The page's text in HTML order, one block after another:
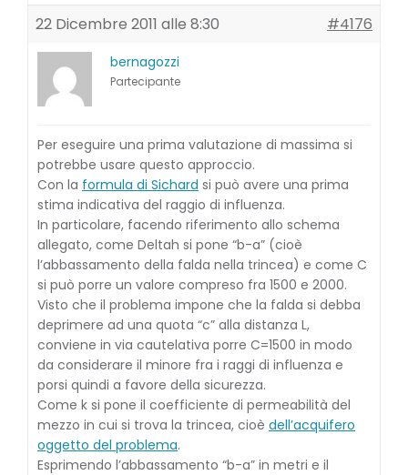
22 Dicembre 2011 alle 8:30
#4176
bernagozzi
Partecipante
Per eseguire una prima valutazione di massima si
potrebbe usare questo approccio.
Con la formula di Sichard si può avere una prima
stima indicativa del raggio di influenza.
In particolare, facendo riferimento allo schema
allegato, come Deltah si pone “b-a” (cioè
l’abbassamento della falda nella trincea) e come C
si può porre un valore compreso fra 1500 e 2000.
Visto che il problema impone che la falda si debba
deprimere ad una quota “c” alla distanza L,
conviene in via cautelativa porre C=1500 in modo
da considerare il minore fra i raggi di influenza e
porsi quindi a favore della sicurezza.
Come k si pone il coefficiente di permeabilità del
mezzo in cui si trova la trincea, cioè dell’acquifero
oggetto del problema.
Esprimendo l’abbassamento “b-a” in metri e il